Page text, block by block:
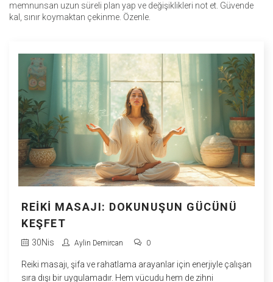
memnunsan uzun süreli plan yap ve değişiklikleri not et. Güvende
kal, sınır koymaktan çekinme. Özenle.
REIKI MASAJI: DOKUNUŞUN GÜCÜNÜ
KEŞFET
30Nis Aylin Demircan 0
Reiki masajı, şifa ve rahatlama arayanlar için enerjiyle çalışan
sıra dışı bir uygulamadır. Hem vücudu hem de zihni